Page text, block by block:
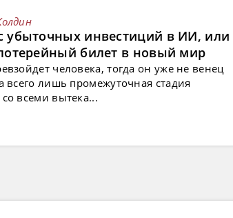
убыточных инвестиций в ИИ, или
билет в новый мир
человека, тогда он уже не венец
всего лишь промежуточная стадия
всеми вытека...